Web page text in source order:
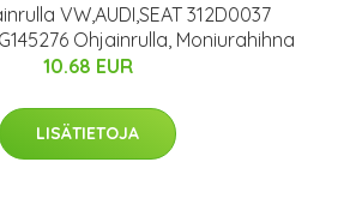
VW,AUDI,SEAT 312D0037
Ohjainrulla, Moniurahihna
10.68 EUR
LISÄTIETOJA